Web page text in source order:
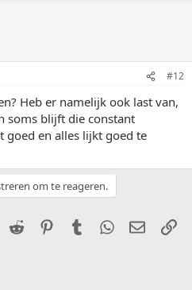
#12
Heb er namelijk ook last van,
soms blijft die constant
goed en alles lijkt goed te
om te reageren.
Reddit PinterestTumblr WhatsApp
E-mail